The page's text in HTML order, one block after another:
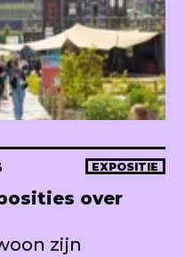
EXPOSITIE
over
zijn